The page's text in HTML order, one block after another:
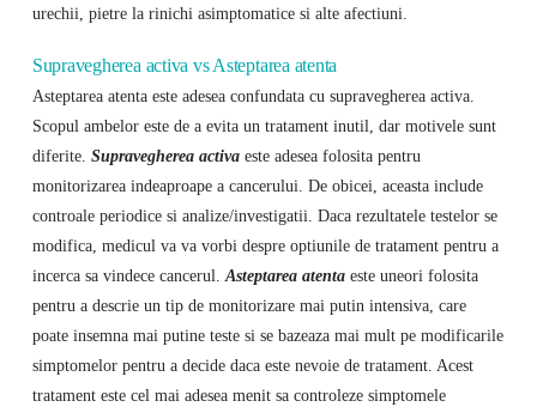
urechii, pietre la rinichi asimptomatice si alte afectiuni.
Supravegherea activa vs Asteptarea atenta
Asteptarea atenta este adesea confundata cu supravegherea activa.
Scopul ambelor este de a evita un tratament inutil, dar motivele sunt
diferite. Supravegherea activaeste adesea folosita pentru
monitorizarea indeaproape a cancerului. De obicei, aceasta include
controale periodice si analize/investigatii. Daca rezultatele testelor se
modifica, medicul va va vorbi despre optiunile de tratament pentru a
incerca sa vindece cancerul. Asteptarea atentaeste uneori folosita
pentru a descrie un tip de monitorizare mai putin intensiva, care
poate insemna mai putine teste si se bazeaza mai mult pe modificarile
simptomelor pentru a decide daca este nevoie de tratament. Acest
tratament este cel mai adesea menit sa controleze simptomele